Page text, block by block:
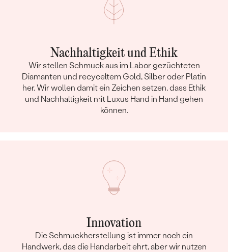
Nachhaltigkeit und Ethik
Wir stellen Schmuck aus im Labor gezüchteten
Diamanten und recyceltem Gold, Silber oder Platin
her. Wir wollen damit ein Zeichen setzen, dass Ethik
und Nachhaltigkeit mit Luxus Hand in Hand gehen
können.
Innovation
Die Schmuckherstellung ist immer noch ein
Handwerk, das die Handarbeit ehrt, aber wir nutzen